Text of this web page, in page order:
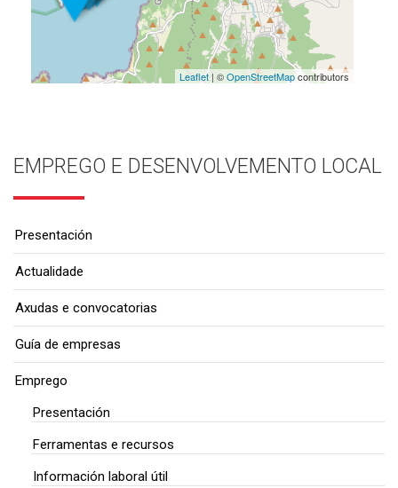
Leaflet| ©OpenStreetMapcontributors
EMPREGO E DESENVOLVEMENTO LOCAL
Presentación
Actualidade
Axudas e convocatorias
Guía de empresas
Emprego
Presentación
Ferramentas e recursos
Información laboral útil